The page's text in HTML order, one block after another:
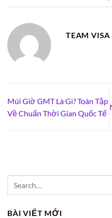
TEAM
Múi Giờ GMT Là Gì? Toàn Tập
Về Chuẩn Thời Gian Quốc Tế
BÀI VIẾT MỚI